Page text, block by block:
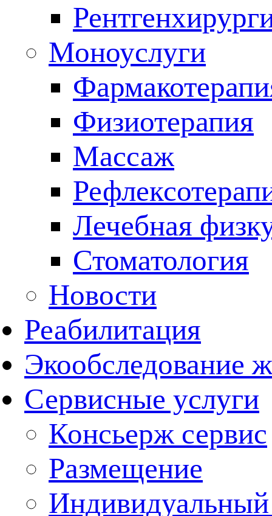
Моноуслуги
Физиотерапия
Массаж
Лечебная
Стоматология
Новости
Реабилитация
Экообследование
Сервисные услуги
Консьерж сервис
Размещение